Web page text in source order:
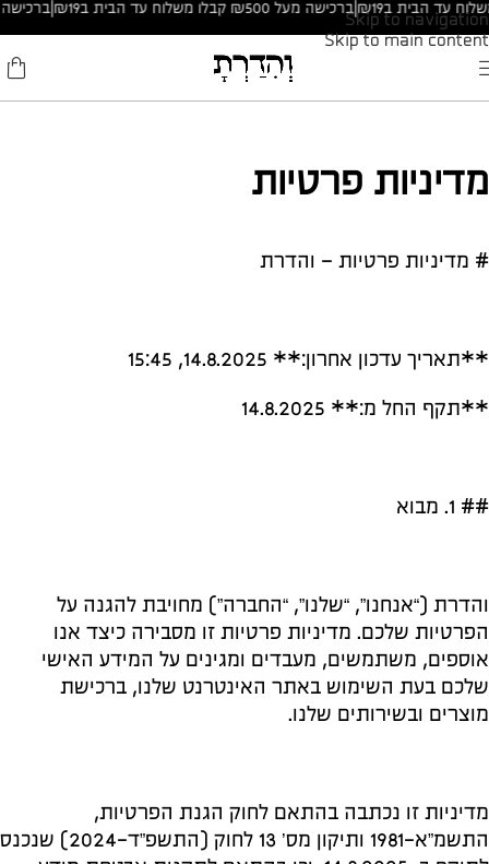
Skip to navigation
Skip to main content
| ברכישה מעל ₪500 קבלו משלוח עד הבית ב₪19|
מדיניות פרטיות
# מדיניות פרטיות – והדרת
**תאריך עדכון אחרון:** 14.8.2025, 15:45
**תקף החל מ:** 14.8.2025
## 1. מבוא
והדרת (“אנחנו”, “שלנו”, “החברה”) מחויבת להגנה על
הפרטיות שלכם. מדיניות פרטיות זו מסבירה כיצד אנו
אוספים, משתמשים, מעבדים ומגינים על המידע האישי
שלכם בעת השימוש באתר האינטרנט שלנו, ברכישת
מוצרים ובשירותים שלנו.
מדיניות זו נכתבה בהתאם לחוק הגנת הפרטיות,
התשמ”א-1981 ותיקון מס’ 13 לחוק (התשפ”ד-2024) שנכנס